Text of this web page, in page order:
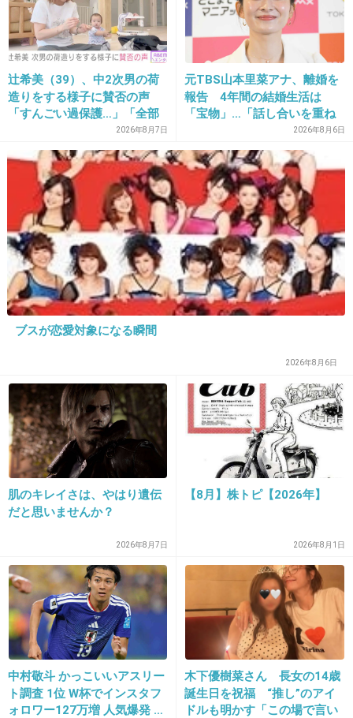
ルール破って不倫して言い訳？
見苦しいな
+290 -6
16. 匿名2014/10/08(水) 21:41:33
事実は事実。
+143 -2
それしか逃げ道ないよねー
+128 -3
18. 匿名2014/10/08(水) 21:41:41
などと意味不明の供述を…
-2
19. 匿名 2014/10/08(水) 21:41:57
みんな彼氏いるんだよ
キツイ言い訳だね
+152 -5
辻希美（39）、中2次男の荷
造りをする様子に賛否の声
「すんごい過保護…」「全部
ママが準備してくれるんだ」
2026年8月7日
元TBS山本里菜アナ、離婚を
報告 4年間の結婚生活は
「宝物」…「話し合いを重ね
2026年8月6日
ブスが恋愛対象になる瞬間
2026年8月6日
肌のキレイさは、やはり遺伝
だと思いませんか？
2026年8月7日
【8月】株トピ【2026年】
2026年8月1日
中村敬斗 かっこいいアスリー
ト調査 1位 W杯でインスタフ
ォロワー127万増 人気爆発 …
木下優樹菜さん 長女の14歳
誕生日を祝福 “推し”のアイ
ドルも明かす「この場で言い